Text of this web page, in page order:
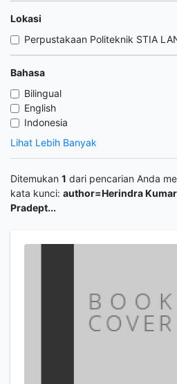
Lokasi
Perpustakaan Politeknik STIA
Bahasa
Bilingual
English
Indonesia
Lihat Lebih Banyak
Ditemukan 1 dari pencarian Anda
kata kunci: author=Herindra
Pradept...